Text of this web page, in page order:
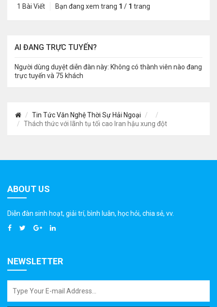
1 Bài Viết Bạn đang xem trang 1 / 1 trang
AI ĐANG TRỰC TUYẾN?
Người dùng duyệt diễn đàn này: Không có thành viên nào đang
trực tuyến và 75 khách
Tin Tức Văn Nghệ Thời Sự Hải Ngoại
Thách thức với lãnh tụ tối cao Iran hậu xung đột
ABOUT US
Diễn đàn sinh hoạt, giải trí, bình luân, học hỏi, chia sẻ, vv.
NEWSLETTER